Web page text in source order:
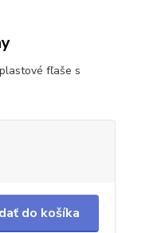
fľaše s
do košíka